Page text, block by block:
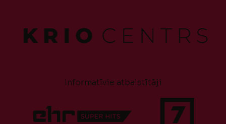
Informatīvie atbalstītāji